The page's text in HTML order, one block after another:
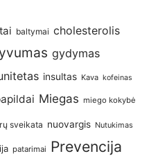
baltymai cholesterolis
gydymas
insultas Kava kofeinas
Miegas miego kokybė
sveikata nuovargis Nutukimas
patarimai Prevencija